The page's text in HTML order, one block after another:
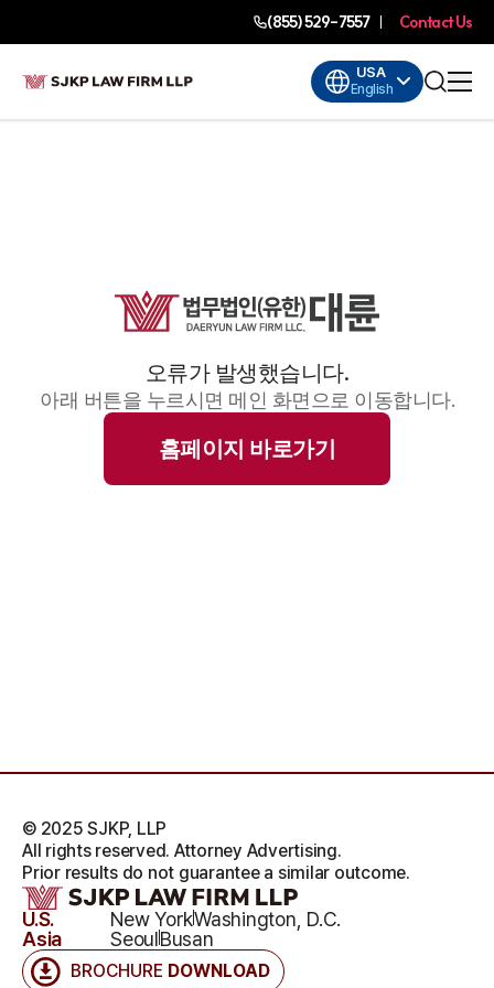
(855) 529-7557 Contact Us
USA
English
오류가 발생했습니다.
아래 버튼을 누르시면 메인 화면으로 이동합니다.
홈페이지 바로가기
BROCHURE DOWNLOAD
U.S. New YorkWashington, D.C.
Asia
SeoulBusan
© 2025 SJKP, LLP
All rights reserved. Attorney Advertising.
Prior results do not guarantee a similar outcome.